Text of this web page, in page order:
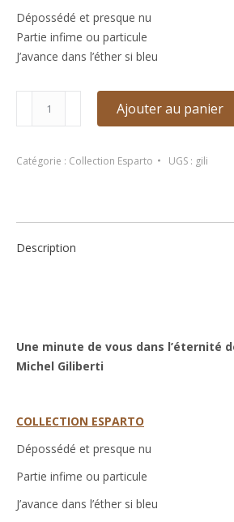
Dépossédé et presque nu
Partie infime ou particule
J’avance dans l’éther si bleu
minute
des
Ajouter au panier
Catégorie : Collection Esparto UGS : gili
Description
Une minute de vous dans l’éternité
Michel Giliberti
COLLECTION ESPARTO
Dépossédé et presque nu
Partie infime ou particule
J’avance dans l’éther si bleu